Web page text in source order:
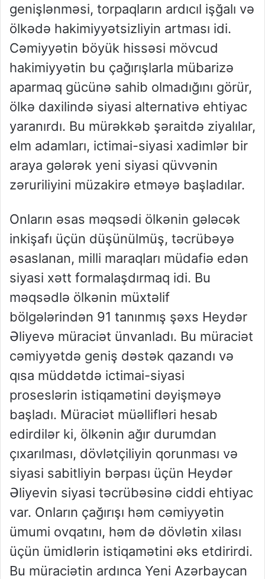
genişlənməsi, torpaqların ardıcıl işğalı və
ölkədə hakimiyyətsizliyin artması idi.
Cəmiyyətin böyük hissəsi mövcud
hakimiyyətin bu çağırışlarla mübarizə
aparmaq gücünə sahib olmadığını görür,
ölkə daxilində siyasi alternativə ehtiyac
yaranırdı. Bu mürəkkəb şəraitdə ziyalılar,
elm adamları, ictimai-siyasi xadimlər bir
araya gələrək yeni siyasi qüvvənin
zəruriliyini müzakirə etməyə başladılar.
Onların əsas məqsədi ölkənin gələcək
inkişafı üçün düşünülmüş, təcrübəyə
əsaslanan, milli maraqları müdafiə edən
siyasi xətt formalaşdırmaq idi. Bu
məqsədlə ölkənin müxtəlif
bölgələrindən 91 tanınmış şəxs Heydər
Əliyevə müraciət ünvanladı. Bu müraciət
cəmiyyətdə geniş dəstək qazandı və
qısa müddətdə ictimai-siyasi
proseslərin istiqamətini dəyişməyə
başladı. Müraciət müəllifləri hesab
edirdilər ki, ölkənin ağır durumdan
çıxarılması, dövlətçiliyin qorunması və
siyasi sabitliyin bərpası üçün Heydər
Əliyevin siyasi təcrübəsinə ciddi ehtiyac
var. Onların çağırışı həm cəmiyyətin
ümumi ovqatını, həm də dövlətin xilası
üçün ümidlərin istiqamətini əks etdirirdi.
Bu müraciətin ardınca Yeni Azərbaycan